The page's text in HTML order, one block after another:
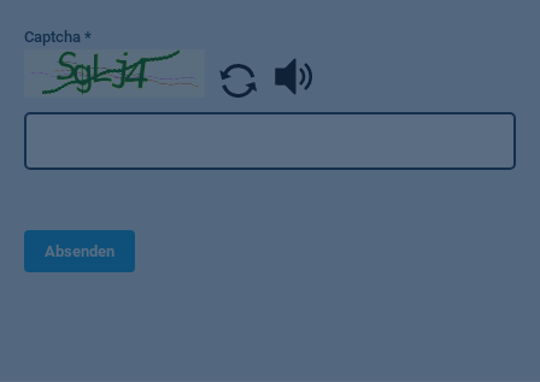
Captcha *
Absenden